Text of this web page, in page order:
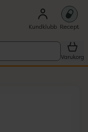
Kundklubb Recept
Varukorg